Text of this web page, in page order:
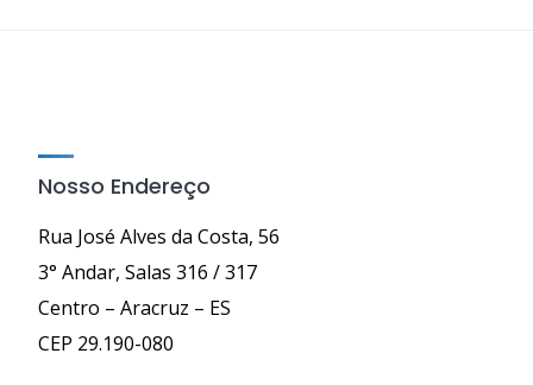
Nosso Endereço
Rua José Alves da Costa, 56
3° Andar, Salas 316 / 317
Centro – Aracruz – ES
CEP 29.190-080